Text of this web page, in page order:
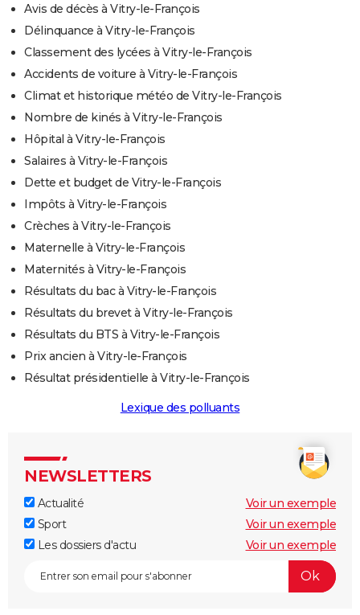
Avis de décès à Vitry-le-François
Délinquance à Vitry-le-François
Classement des lycées à Vitry-le-François
Accidents de voiture à Vitry-le-François
Climat et historique météo de Vitry-le-François
Nombre de kinés à Vitry-le-François
Hôpital à Vitry-le-François
Salaires à Vitry-le-François
Dette et budget de Vitry-le-François
Impôts à Vitry-le-François
Crèches à Vitry-le-François
Maternelle à Vitry-le-François
Maternités à Vitry-le-François
Résultats du bac à Vitry-le-François
Résultats du brevet à Vitry-le-François
Résultats du BTS à Vitry-le-François
Prix ancien à Vitry-le-François
Résultat présidentielle à Vitry-le-François
Lexique des polluants
NEWSLETTERS
Actualité
Voir un exemple
Sport
Voir un exemple
Les dossiers d'actu
Voir un exemple